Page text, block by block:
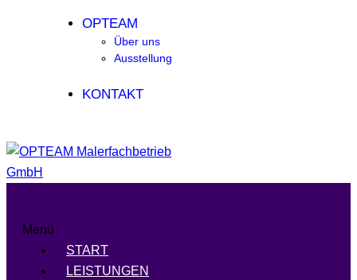
OPTEAM
Über uns
Ausstellung
KONTAKT
Menü
START
LEISTUNGEN